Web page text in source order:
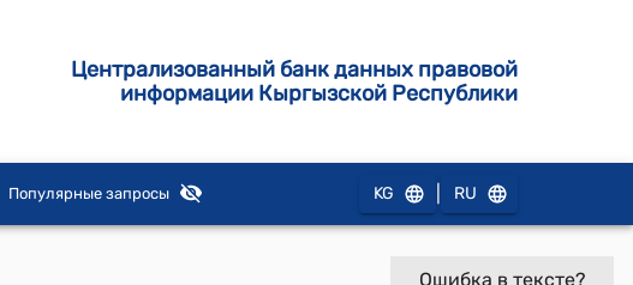
Централизованный банк данных правовой
информации Кыргызской Республики
Популярные запросы KG RU
Ошибка в тексте?